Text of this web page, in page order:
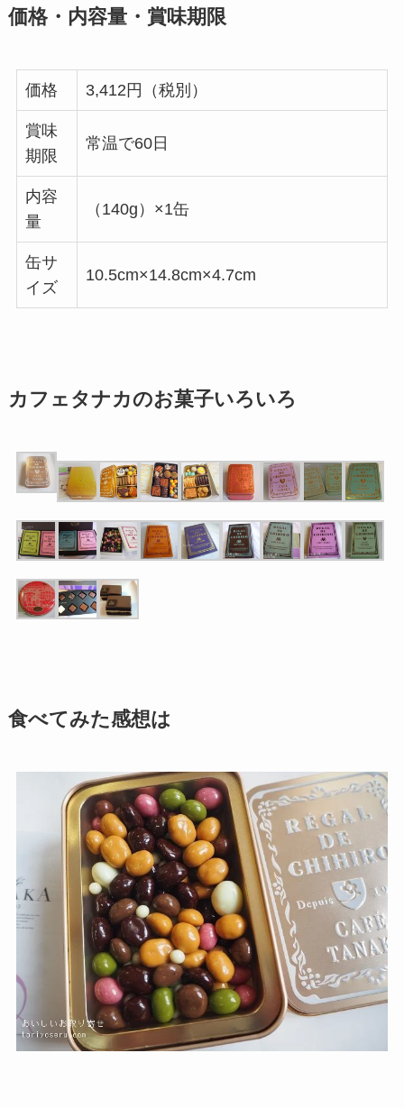
価格・内容量・賞味期限
価格 3,412円（税別）
賞味
期限
常温で60日
内容
量
（140g）×1缶
缶サ
イズ
10.5cm×14.8cm×4.7cm
カフェタナカのお菓子いろいろ
食べてみた感想は